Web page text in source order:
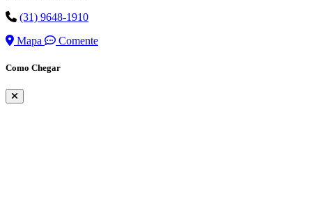
(31) 9648-1910
Mapa
Comente
Como Chegar